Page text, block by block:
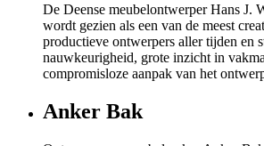
De Deense meubelontwerper Hans J.
wordt gezien als een van de meest
productieve ontwerpers aller tijden en
nauwkeurigheid, grote inzicht in
compromisloze aanpak van het
Anker Bak